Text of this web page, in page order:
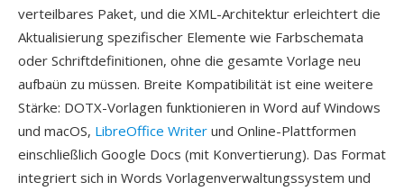
verteilbares Paket, und die XML-Architektur erleichtert die
Aktualisierung spezifischer Elemente wie Farbschemata
oder Schriftdefinitionen, ohne die gesamte Vorlage neu
aufbaün zu müssen. Breite Kompatibilität ist eine weitere
Stärke: DOTX-Vorlagen funktionieren in Word auf Windows
und macOS, LibreOffice Writer und Online-Plattformen
einschließlich Google Docs (mit Konvertierung). Das Format
integriert sich in Words Vorlagenverwaltungssystem und